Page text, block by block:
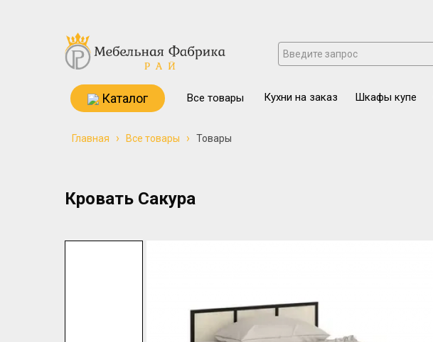
Кухни на заказ
Шкафы купе
Все товары
Каталог
Главная › Все товары › Товары
Кровать Сакура